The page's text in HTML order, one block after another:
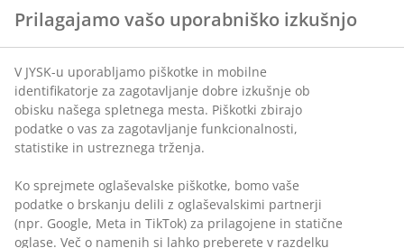
Prilagajamo vašo uporabniško izkušnjo
V JYSK-u uporabljamo piškotke in mobilne
identifikatorje za zagotavljanje dobre izkušnje ob
obisku našega spletnega mesta. Piškotki zbirajo
podatke o vas za zagotavljanje funkcionalnosti,
statistike in ustreznega trženja.
Ko sprejmete oglaševalske piškotke, bomo vaše
podatke o brskanju delili z oglaševalskimi partnerji
(npr. Google, Meta in TikTok) za prilagojene in statične
oglase. Več o namenih si lahko preberete v razdelku